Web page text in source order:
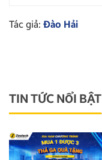
Tác giả: Đào Hải
TIN TỨC NỔI BẬT